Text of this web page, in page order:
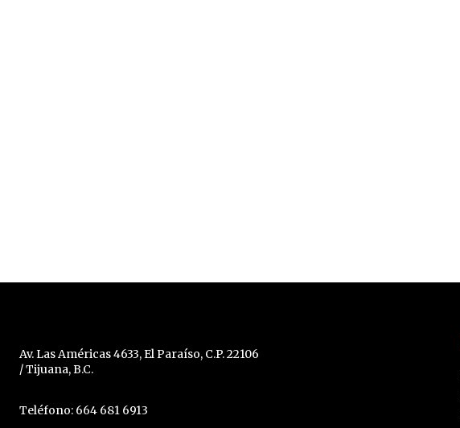
Av. Las Américas 4633, El Paraíso, C.P. 22106
/ Tijuana, B.C.
Teléfono: 664 681 6913